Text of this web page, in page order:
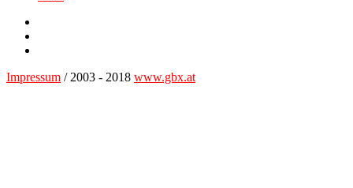
Impressum / 2003 - 2018 www.gbx.at